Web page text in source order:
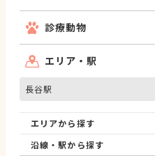
診療動物
エリア・駅
長谷駅
エリアから探す
沿線・駅から探す